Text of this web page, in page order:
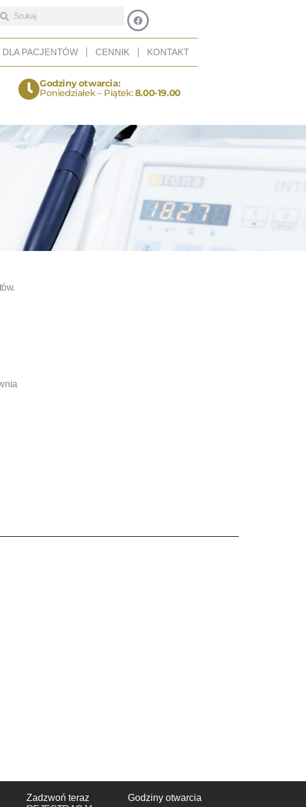
DLA PACJENTÓW CENNIK KONTAKT
Godziny otwarcia:
Poniedziałek – Piątek:8.00-19.00
Zadzwoń teraz
Godziny otwarcia